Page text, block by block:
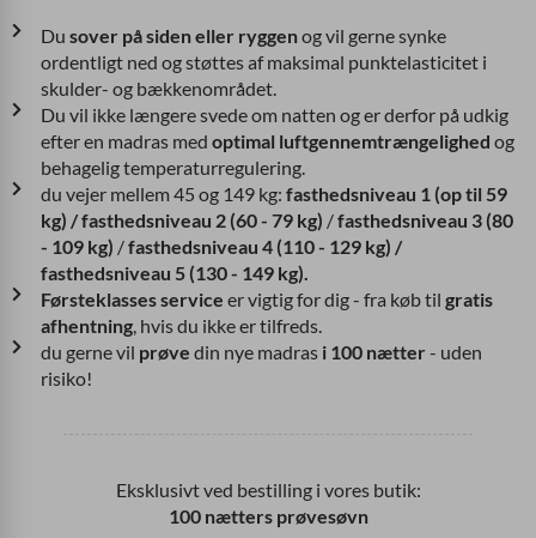
Dusover på siden eller ryggenog vil gerne synke
ordentligt ned og støttes af maksimal punktelasticitet i
skulder- og bækkenområdet.
Du vil ikke længere svede om natten og er derfor på udkig
efter en madras medoptimal luftgennemtrængelighed og
behagelig temperaturregulering.
du vejer mellem 45 og 149 kg:fasthedsniveau 1 (op til 59
kg) / fasthedsniveau 2 (60 - 79 kg) /fasthedsniveau 3 (80
- 109 kg) /fasthedsniveau 4 (110 - 129 kg) /
fasthedsniveau 5 (130 - 149 kg).
Førsteklasses service er vigtig for dig - fra køb tilgratis
afhentning , hvis du ikke er tilfreds.
du gerne vil prøve din nye madras i 100 nætter- uden
risiko!
Eksklusivt ved bestilling i vores butik:
100 nætters prøvesøvn